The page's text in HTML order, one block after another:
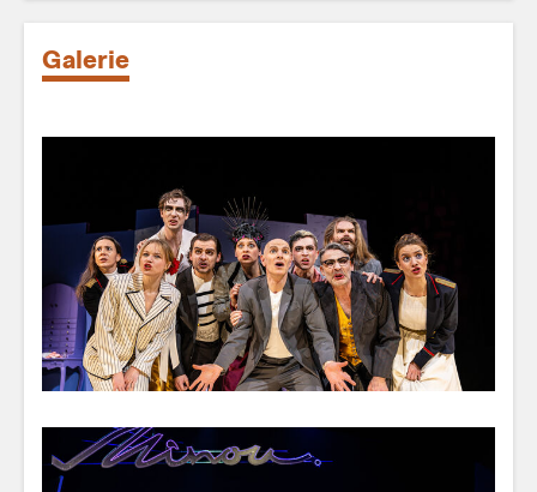
Galerie